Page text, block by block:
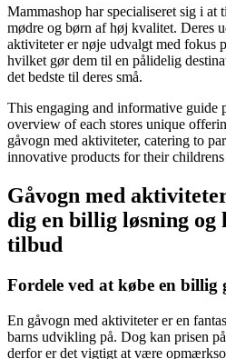
Mammashop har specialiseret sig i at
mødre og børn af høj kvalitet. Deres
aktiviteter er nøje udvalgt med fokus
hvilket gør dem til en pålidelig
det bedste til deres små.
This engaging and informative guide
overview of each stores unique
gåvogn med aktiviteter, catering to
innovative products for their
Gåvogn med
dig en billig løsning og
tilbud
Fordele ved at købe en
En gåvogn med aktiviteter er en
barns udvikling på. Dog kan prisen
derfor er det vigtigt at være